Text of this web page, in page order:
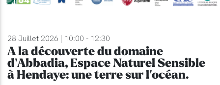
28 Juillet 2026 | 10:00 - 12:30
A la découverte du domaine
d'Abbadia, Espace Naturel Sensible
à Hendaye: une terre sur l'océan.